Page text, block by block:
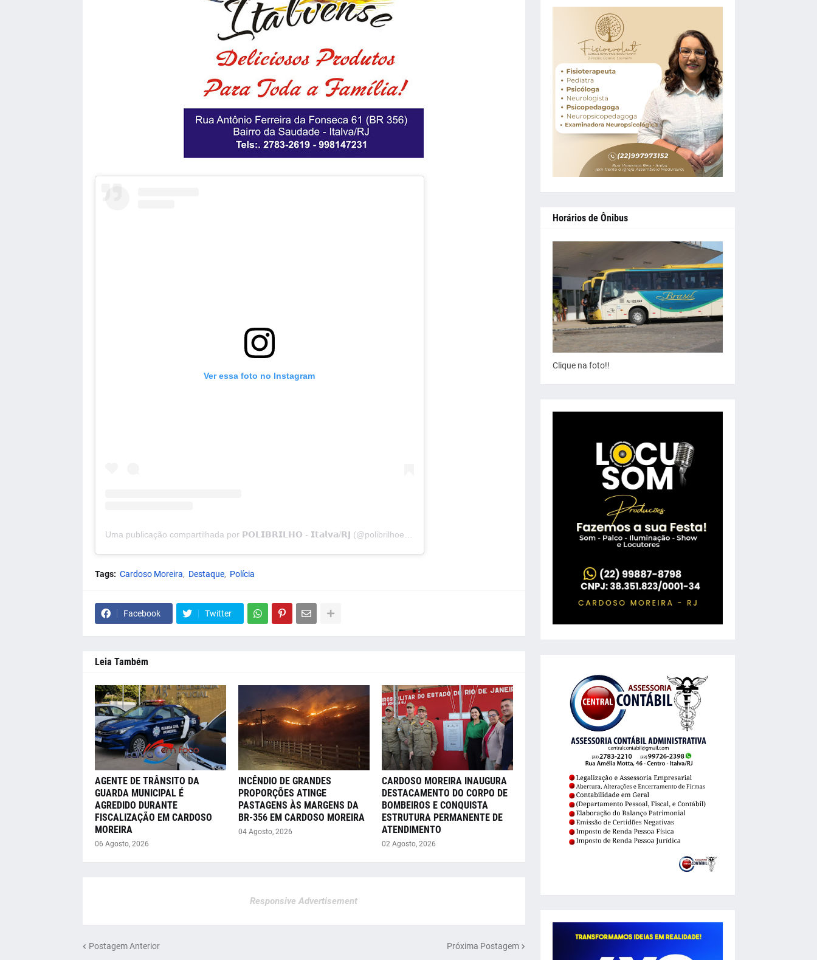
Ver essa foto no Instagram
Uma publicação compartilhada por 𝗣𝗢𝗟𝗜𝗕𝗥𝗜𝗟𝗛𝗢 - 𝗜𝘁𝗮𝗹𝘃𝗮/𝗥𝗝 (@polibrilhoesteticaitalva)
Tags: Cardoso Moreira Destaque Polícia
Facebook Twitter
Leia Também
AGENTE DE TRÂNSITO DA
GUARDA MUNICIPAL É
AGREDIDO DURANTE
FISCALIZAÇÃO EM CARDOSO
MOREIRA
06 Agosto, 2026
INCÊNDIO DE GRANDES
PROPORÇÕES ATINGE
PASTAGENS ÀS MARGENS DA
BR-356 EM CARDOSO MOREIRA
04 Agosto, 2026
CARDOSO MOREIRA INAUGURA
DESTACAMENTO DO CORPO DE
BOMBEIROS E CONQUISTA
ESTRUTURA PERMANENTE DE
ATENDIMENTO
02 Agosto, 2026
Responsive Advertisement
Postagem Anterior Próxima Postagem
Horários de Ônibus
Clique na foto!!